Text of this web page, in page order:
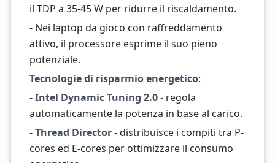
il TDP a 35-45 W per ridurre il riscaldamento.
- Nei laptop da gioco con raffreddamento
attivo, il processore esprime il suo pieno
potenziale.
Tecnologie di risparmio energetico:
-Intel Dynamic Tuning 2.0- regola
automaticamente la potenza in base al carico.
-Thread Director- distribuisce i compiti tra P-
cores ed E-cores per ottimizzare il consumo